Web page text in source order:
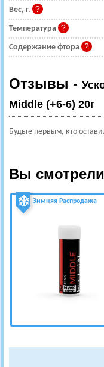
Вес, г.
Температура
Содержание фтора
Отзывы -
Middle (+6-6) 20г
Будьте первым, кто
Вы смотрели
Зимняя Распродажа